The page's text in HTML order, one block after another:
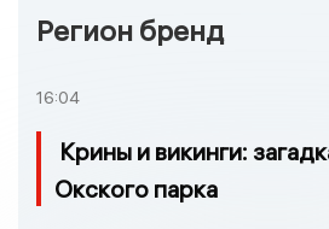
Регион бренд
16:04
Крины и викинги:
Окского парка